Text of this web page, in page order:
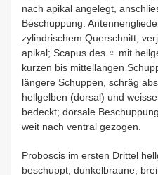
nach apikal angelegt,
Beschuppung.
zylindrischem Querschnitt,
apikal; Scapus des ♀ mit
kurzen bis mittellangen
längere Schuppen, schräg
hellgelben (dorsal) und
bedeckt; dorsale
weit nach ventral gezogen.
Proboscis im ersten Drittel
beschuppt, dunkelbraune,